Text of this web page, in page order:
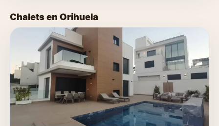
Chalets en Orihuela